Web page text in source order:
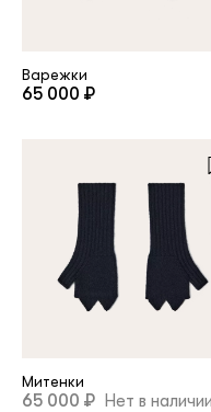
Пароль
Запомнить меня
Варежки
65 000 ₽
Митенки
65 000 ₽ Нет в наличии